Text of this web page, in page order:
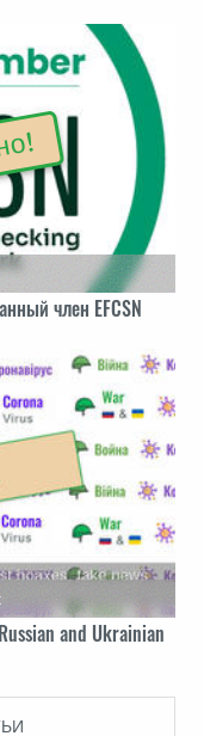
член EFCSN
and Ukrainian